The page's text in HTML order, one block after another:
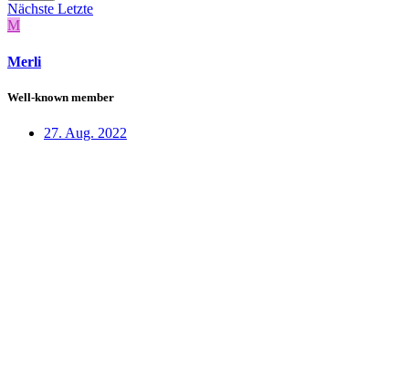
Nächste Letzte
M
Merli
Well-known member
27. Aug. 2022